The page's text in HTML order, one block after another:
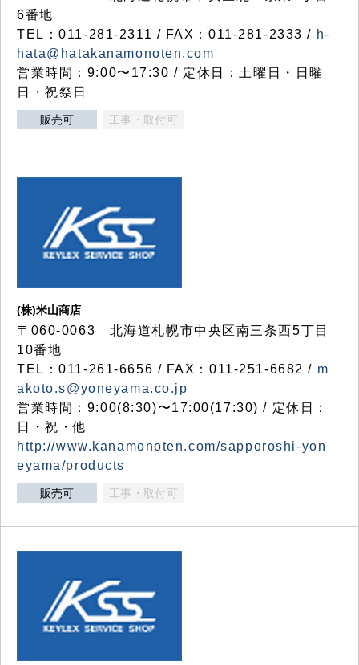
6番地
TEL：011-281-2311 / FAX：011-281-2333 / h-
hata@hatakanamonoten.com
営業時間：9:00〜17:30 / 定休日：土曜日・日曜
日・祝祭日
販売可 工事・取付可
(株)米山商店
〒060-0063 北海道札幌市中央区南三条西5丁目
10番地
TEL：011-261-6656 / FAX：011-251-6682 / m
akoto.s@yoneyama.co.jp
営業時間：9:00(8:30)〜17:00(17:30) / 定休日：
日・祝・他
http://www.kanamonoten.com/sapporoshi-yon
eyama/products
販売可 工事・取付可